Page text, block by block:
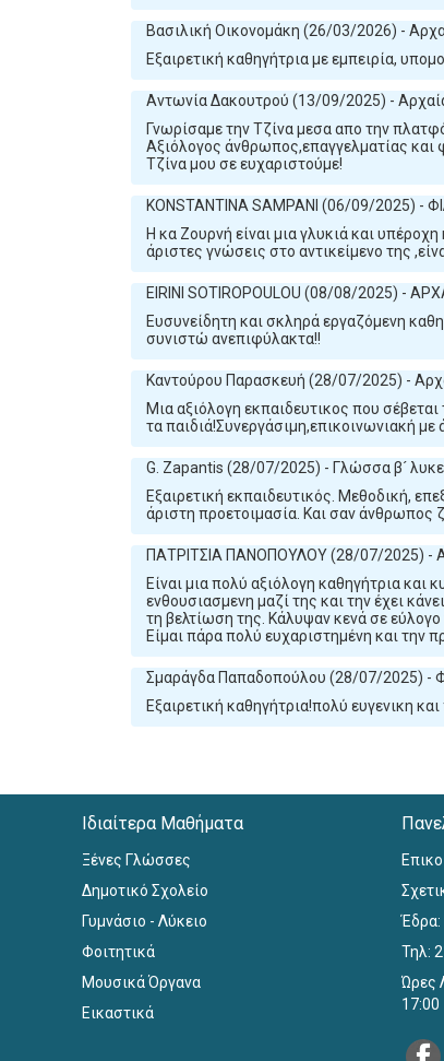
Βασιλική Οικονομάκη (26/03/2026) -
Εξαιρετική καθηγήτρια με εμπειρία,
Αντωνία Δακουτρού (13/09/2025) -
Γνωρίσαμε την Τζίνα μεσα απο την
Αξιόλογος άνθρωπος,επαγγελματίας και
Τζίνα μου σε ευχαριστούμε!
KONSTANTINA SAMPANI (06/09/2025) -
Η κα Ζουρνή είναι μια γλυκιά και
άριστες γνώσεις στο αντικείμενο της
EIRINI SOTIROPOULOU (08/08/2025) -
Ευσυνείδητη και σκληρά εργαζόμενη
συνιστώ ανεπιφύλακτα!!
Καντούρου Παρασκευή (28/07/2025) -
Μια αξιόλογη εκπαιδευτικος που
τα παιδιά!Συνεργάσιμη,επικοινωνιακή
G. Zapantis (28/07/2025) - Γλώσσα β´
Εξαιρετική εκπαιδευτικός. Μεθοδική,
άριστη προετοιμασία. Και σαν άνθρωπος
ΠΑΤΡΙΤΣΙΑ ΠΑΝΟΠΟΥΛΟΥ (28/07/2025) -
Είναι μια πολύ αξιόλογη καθηγήτρια
ενθουσιασμενη μαζί της και την έχει
τη βελτίωση της. Κάλυψαν κενά σε
Είμαι πάρα πολύ ευχαριστημένη και την
Σμαράγδα Παπαδοπούλου (28/07/2025) -
Εξαιρετική καθηγήτρια!πολύ ευγενικη
Ιδιαίτερα Μαθήματα
Ξένες Γλώσσες
Δημοτικό Σχολείο
Γυμνάσιο - Λύκειο
Φοιτητικά
Μουσικά Όργανα
Εικαστικά
Έδρα:
Τηλ:
Ώρες
17:00